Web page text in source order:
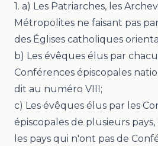
1. a) Les Patriarches, les
Métropolites ne faisant pas
des Églises catholiques
b) Les évêques élus par
Conférences épiscopales
dit au numéro VIII;
c) Les évêques élus par les
épiscopales de plusieurs
les pays qui n'ont pas de